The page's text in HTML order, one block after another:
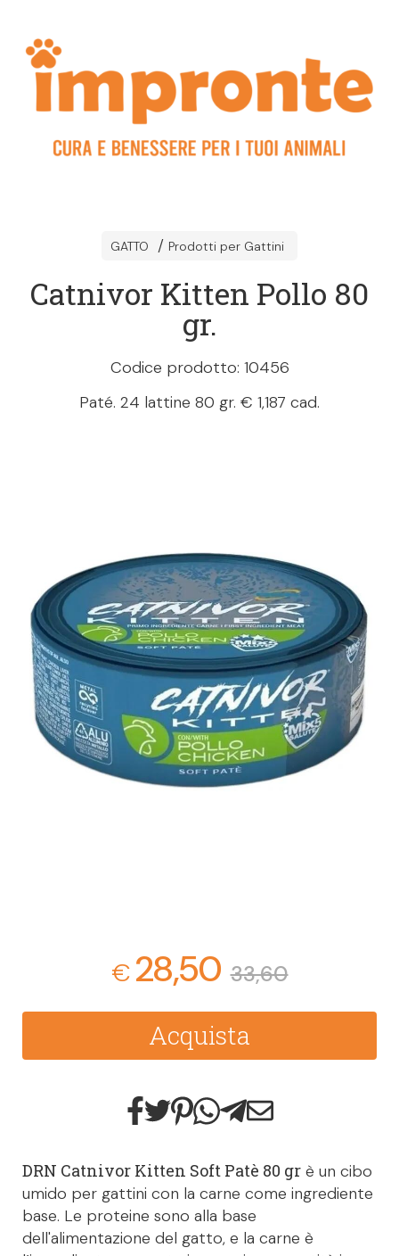
GATTO Prodotti per Gattini
Catnivor Kitten Pollo 80
gr.
Codice prodotto: 10456
Paté. 24 lattine 80 gr. € 1,187 cad.
€28,50 33,60
Acquista
DRN Catnivor Kitten Soft Patè 80 gr è un cibo
umido per gattini con la carne come ingrediente
base. Le proteine sono alla base
dell'alimentazione del gatto, e la carne è